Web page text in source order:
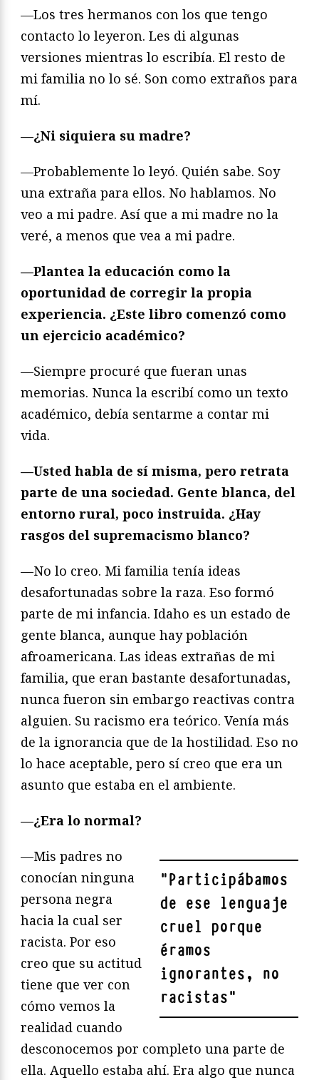
—Los tres hermanos con los que tengo
contacto lo leyeron. Les di algunas
versiones mientras lo escribía. El resto de
mi familia no lo sé. Son como extraños para
mí.
—¿Ni siquiera su madre?
—Probablemente lo leyó. Quién sabe. Soy
una extraña para ellos. No hablamos. No
veo a mi padre. Así que a mi madre no la
veré, a menos que vea a mi padre.
—Plantea la educación como la
oportunidad de corregir la propia
experiencia. ¿Este libro comenzó como
un ejercicio académico?
—Siempre procuré que fueran unas
memorias. Nunca la escribí como un texto
académico, debía sentarme a contar mi
vida.
—Usted habla de sí misma, pero retrata
parte de una sociedad. Gente blanca, del
entorno rural, poco instruida. ¿Hay
rasgos del supremacismo blanco?
—No lo creo. Mi familia tenía ideas
desafortunadas sobre la raza. Eso formó
parte de mi infancia. Idaho es un estado de
gente blanca, aunque hay población
afroamericana. Las ideas extrañas de mi
familia, que eran bastante desafortunadas,
nunca fueron sin embargo reactivas contra
alguien. Su racismo era teórico. Venía más
de la ignorancia que de la hostilidad. Eso no
lo hace aceptable, pero sí creo que era un
asunto que estaba en el ambiente.
—¿Era lo normal?
"Participábamos
de ese lenguaje
cruel porque
éramos
ignorantes, no
racistas"
—Mis padres no
conocían ninguna
persona negra
hacia la cual ser
racista. Por eso
creo que su actitud
tiene que ver con
cómo vemos la
realidad cuando
desconocemos por completo una parte de
ella. Aquello estaba ahí. Era algo que nunca